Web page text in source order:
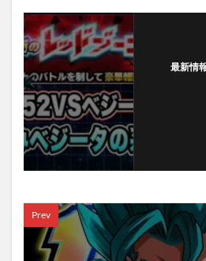
最新情
Prev